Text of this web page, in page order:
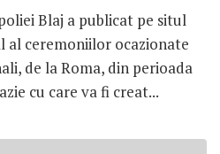
Blaj a publicat pe situl
al ceremoniilor ocazionate
de la Roma, din perioada
cu care va fi creat...